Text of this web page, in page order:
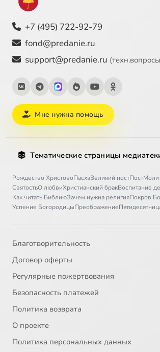
27 Где же о где же
28 Сосиски в тесте
29 Испытание верности
32 Все о снах
35 Дар небесный
36 Горящий куст
+7 (495) 722-92-79
fond@predanie.ru
support@predanie.ru
Мне нужна помощь
Тематические страницы
Рождество ХристовоПасхаВеликий постПост
СвятостьО любвиХристианский бракВоспитание
Как читать БиблиюЗачем нужна религияПокров
Успение БогородицыПреображение
Благотворительность
Договор оферты
Регулярные пожертвования
Безопасность платежей
Политика возврата
О проекте
Политика персональных данных